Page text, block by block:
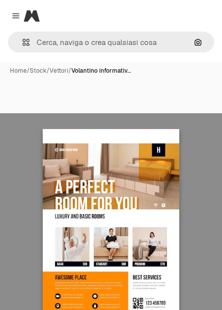
Close menu
Magnific
Cerca
Home/Stock/Vettori/Volantino informativ…